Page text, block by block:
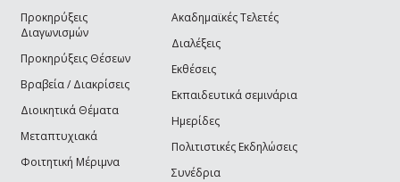
Προκηρύξεις
Διαγωνισμών
Προκηρύξεις Θέσεων
Βραβεία / Διακρίσεις
Διοικητικά Θέματα
Μεταπτυχιακά
Φοιτητική Μέριμνα
Ακαδημαϊκές Τελετές
Διαλέξεις
Εκθέσεις
Εκπαιδευτικά σεμινάρια
Ημερίδες
Πολιτιστικές Εκδηλώσεις
Συνέδρια